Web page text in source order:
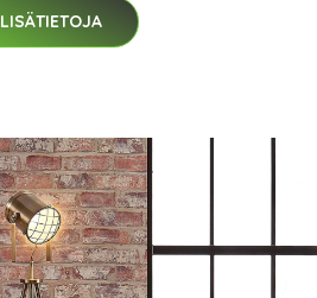
LISÄTIETOJA